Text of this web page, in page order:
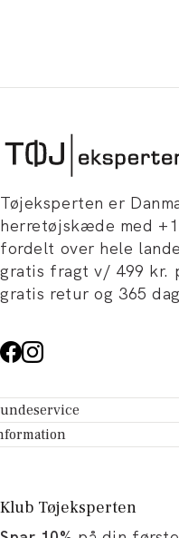
Tøjeksperten er
herretøjskæde med
fordelt over hele
gratis fragt v/ 499 kr.
gratis retur og 365
- Hjælpecenter
dit køb
Tøjeksperten
og artikler
Klub Tøjeksperten